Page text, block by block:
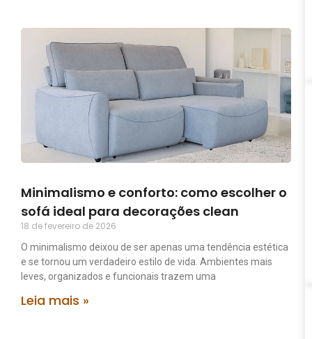
Minimalismo e conforto: como escolher o
sofá ideal para decorações clean
18 de fevereiro de 2026
O minimalismo deixou de ser apenas uma tendência estética
e se tornou um verdadeiro estilo de vida. Ambientes mais
leves, organizados e funcionais trazem uma
Leia mais »